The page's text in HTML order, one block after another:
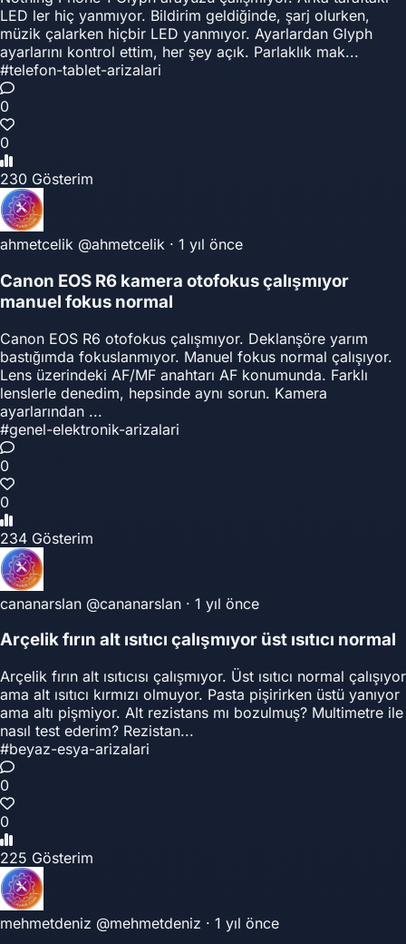
LED ler hiç yanmıyor. Bildirim geldiğinde, şarj olurken,
müzik çalarken hiçbir LED yanmıyor. Ayarlardan Glyph
ayarlarını kontrol ettim, her şey açık. Parlaklık mak...
#telefon-tablet-arizalari
0
0
230 Gösterim
ahmetcelik @ahmetcelik · 1 yıl önce
Canon EOS R6 kamera otofokus çalışmıyor
manuel fokus normal
Canon EOS R6 otofokus çalışmıyor. Deklanşöre yarım
bastığımda fokuslanmıyor. Manuel fokus normal çalışıyor.
Lens üzerindeki AF/MF anahtarı AF konumunda. Farklı
lenslerle denedim, hepsinde aynı sorun. Kamera
ayarlarından ...
#genel-elektronik-arizalari
0
0
234 Gösterim
cananarslan @cananarslan · 1 yıl önce
Arçelik fırın alt ısıtıcı çalışmıyor üst ısıtıcı normal
Arçelik fırın alt ısıtıcısı çalışmıyor. Üst ısıtıcı normal çalışıyor
ama alt ısıtıcı kırmızı olmuyor. Pasta pişirirken üstü yanıyor
ama altı pişmiyor. Alt rezistans mı bozulmuş? Multimetre ile
nasıl test ederim? Rezistan...
#beyaz-esya-arizalari
0
0
225 Gösterim
mehmetdeniz @mehmetdeniz · 1 yıl önce